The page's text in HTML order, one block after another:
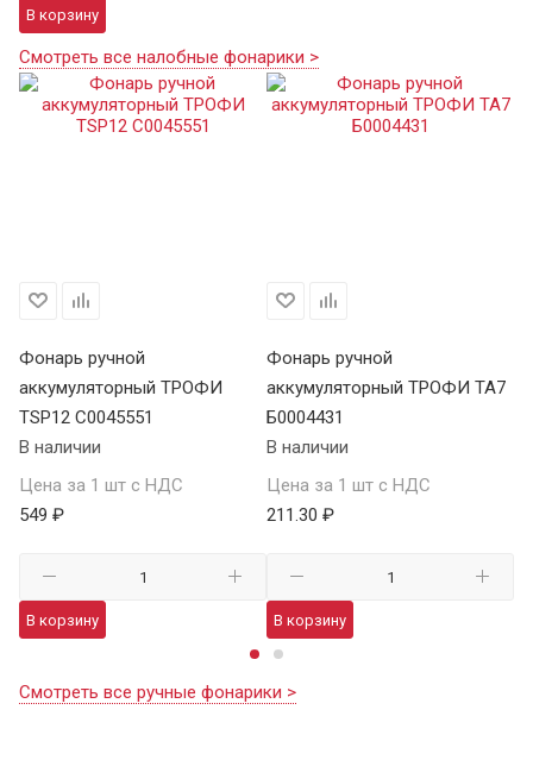
В корзину
Смотреть все налобные фонарики >
Фонарь ручной
аккумуляторный ТРОФИ
TSP12 C0045551
В наличии
Цена за 1 шт с НДС
549 ₽
В корзину
Фонарь ручной
аккумуляторный ТРОФИ TA7
Б0004431
В наличии
Цена за 1 шт с НДС
211.30 ₽
В корзину
Смотреть все ручные фонарики >